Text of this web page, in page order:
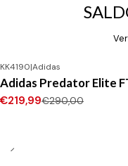
-24%DESCONTO
Novo
KK4190|Adidas
Adidas Predator Elite
€219,99€290,00